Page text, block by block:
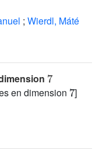
; Wierdl, Máté
en dimension
]